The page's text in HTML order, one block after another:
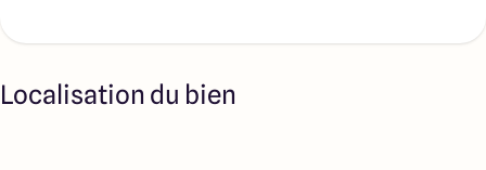
Localisation du bien